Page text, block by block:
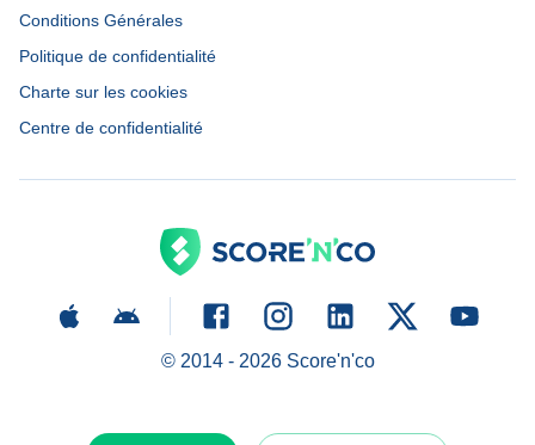
Conditions Générales
Politique de confidentialité
Charte sur les cookies
Centre de confidentialité
© 2014 - 2026Score'n'co